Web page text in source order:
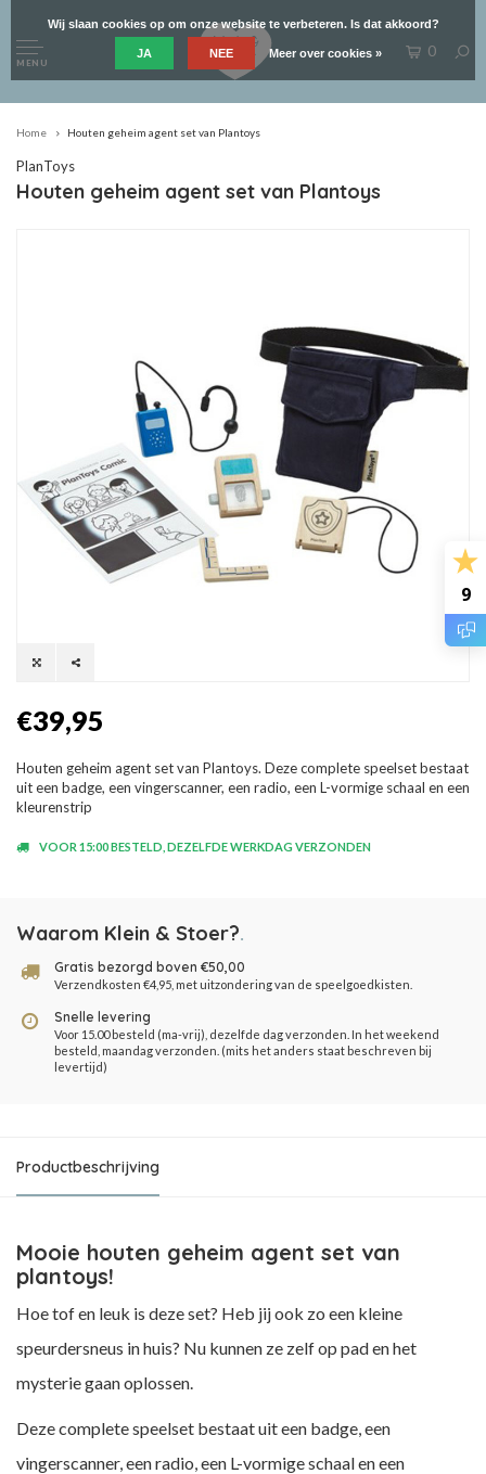
9
MENU
0
Home Houten geheim agent set van Plantoys
PlanToys
Houten geheim agent set van Plantoys
€39,95
Houten geheim agent set van Plantoys. Deze complete speelset bestaat
uit een badge, een vingerscanner, een radio, een L-vormige schaal en een
kleurenstrip
VOOR 15:00 BESTELD, DEZELFDE WERKDAG VERZONDEN
Waarom Klein & Stoer?.
Gratis bezorgd boven €50,00
Verzendkosten €4,95, met uitzondering van de speelgoedkisten.
Snelle levering
Voor 15.00 besteld (ma-vrij), dezelfde dag verzonden. In het weekend
besteld, maandag verzonden. (mits het anders staat beschreven bij
levertijd)
Productbeschrijving
Mooie houten geheim agent set van
plantoys!
Hoe tof en leuk is deze set? Heb jij ook zo een kleine
speurdersneus in huis? Nu kunnen ze zelf op pad en het
mysterie gaan oplossen.
Deze complete speelset bestaat uit een badge, een
vingerscanner, een radio, een L-vormige schaal en een
Wij slaan cookies op om onze website te verbeteren. Is dat akkoord?
JA NEE Meer over cookies »